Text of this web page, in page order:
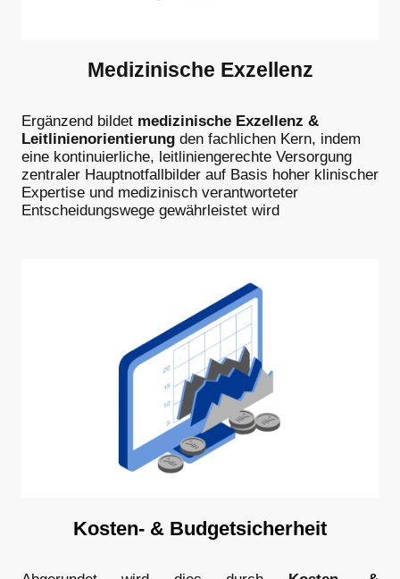
Medizinische Exzellenz
Ergänzend bildet medizinische Exzellenz &
Leitlinienorientierung den fachlichen Kern, indem
eine kontinuierliche, leitliniengerechte Versorgung
zentraler Hauptnotfallbilder auf Basis hoher klinischer
Expertise und medizinisch verantworteter
Entscheidungswege gewährleistet wird
Kosten- & Budgetsicherheit